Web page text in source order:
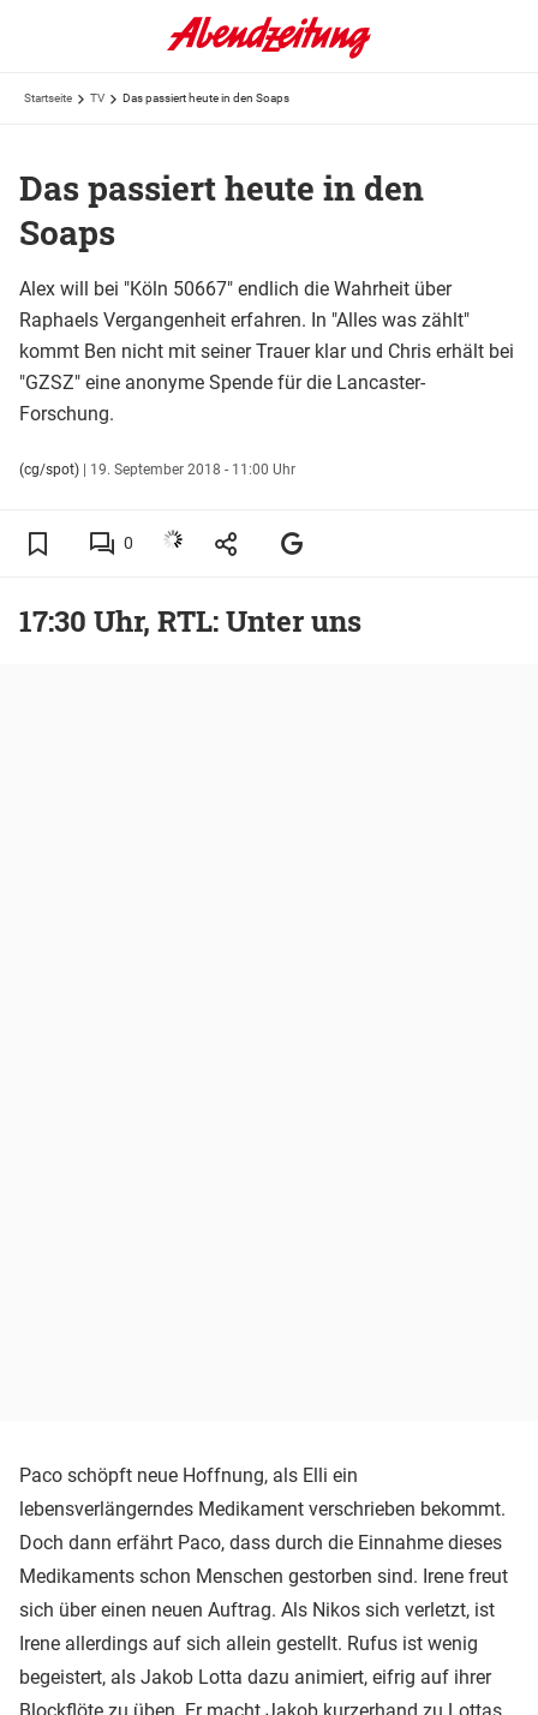
Startseite TV Das passiert heute in den Soaps
Das passiert heute in den
Soaps
Alex will bei "Köln 50667" endlich die Wahrheit über
Raphaels Vergangenheit erfahren. In "Alles was zählt"
kommt Ben nicht mit seiner Trauer klar und Chris erhält bei
"GZSZ" eine anonyme Spende für die Lancaster-
Forschung.
(cg/spot) | 19. September 2018 - 11:00 Uhr
0
17:30 Uhr, RTL: Unter uns
Paco schöpft neue Hoffnung, als Elli ein
lebensverlängerndes Medikament verschrieben bekommt.
Doch dann erfährt Paco, dass durch die Einnahme dieses
Medikaments schon Menschen gestorben sind. Irene freut
sich über einen neuen Auftrag. Als Nikos sich verletzt, ist
Irene allerdings auf sich allein gestellt. Rufus ist wenig
begeistert, als Jakob Lotta dazu animiert, eifrig auf ihrer
Blockflöte zu üben. Er macht Jakob kurzerhand zu Lottas